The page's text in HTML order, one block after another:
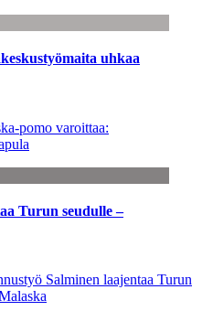
uhkaa
pomo varoittaa:
Turun seudulle –
Salminen laajentaa Turun